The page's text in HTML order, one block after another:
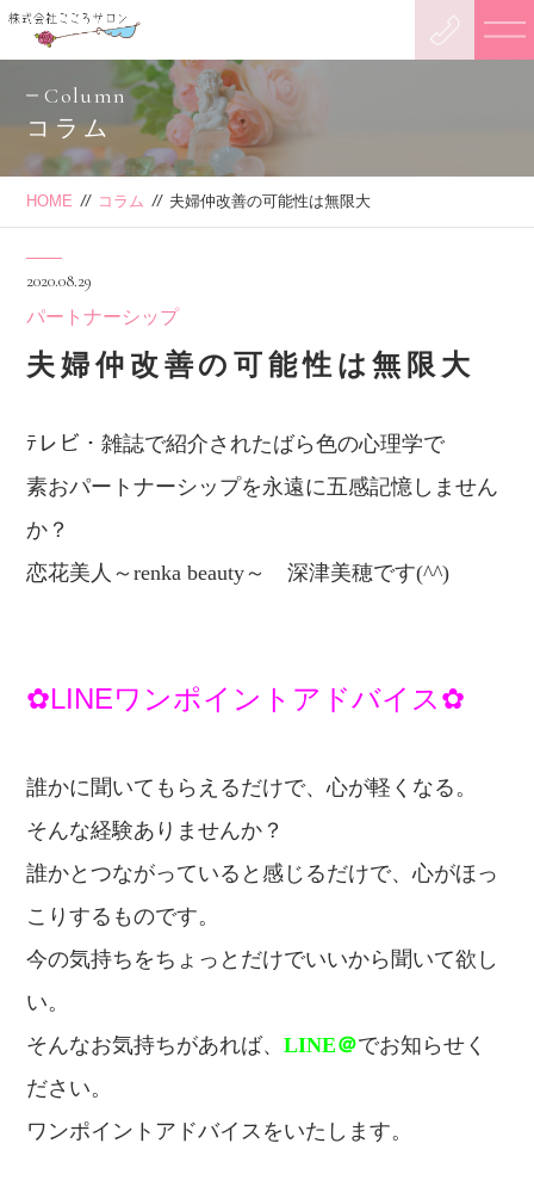
Column
コラム
HOME // コラム // 夫婦仲改善の可能性は無限大
2020.08.29
パートナーシップ
夫婦仲改善の可能性は無限大
ﾃレビ・雑誌で紹介されたばら色の心理学で
素おパートナーシップを永遠に五感記憶しません
か？
恋花美人～renka beauty～深津美穂です(^^)
✿LINEワンポイントアドバイス✿
誰かに聞いてもらえるだけで、心が軽くなる。
そんな経験ありませんか？
誰かとつながっていると感じるだけで、心がほっ
こりするものです。
今の気持ちをちょっとだけでいいから 聞いて欲し
い。
そんなお気持ちがあれば、LINE＠でお知らせく
ださい。
ワンポイントアドバイスをいたします。